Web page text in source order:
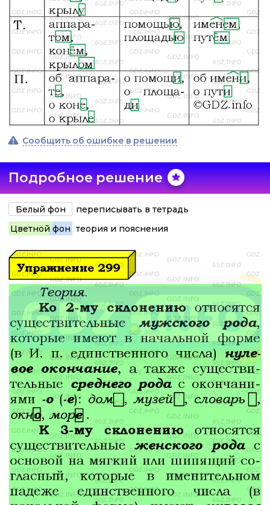
Сообщить об ошибке в решении
Подробное решение
Белый фон
переписывать в тетрадь
Цветной фон теория и пояснения